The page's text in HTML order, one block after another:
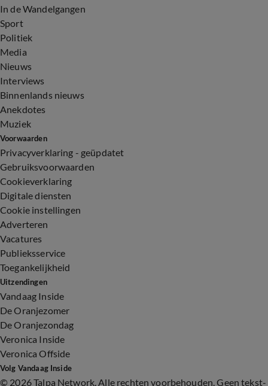
In de Wandelgangen
Sport
Politiek
Media
Nieuws
Interviews
Binnenlands nieuws
Anekdotes
Muziek
Voorwaarden
Privacyverklaring - geüpdatet
Gebruiksvoorwaarden
Cookieverklaring
Digitale diensten
Cookie instellingen
Adverteren
Vacatures
Publieksservice
Toegankelijkheid
Uitzendingen
Vandaag Inside
De Oranjezomer
De Oranjezondag
Veronica Inside
Veronica Offside
Volg Vandaag Inside
© 2026 Talpa Network. Alle rechten voorbehouden. Geen tekst-